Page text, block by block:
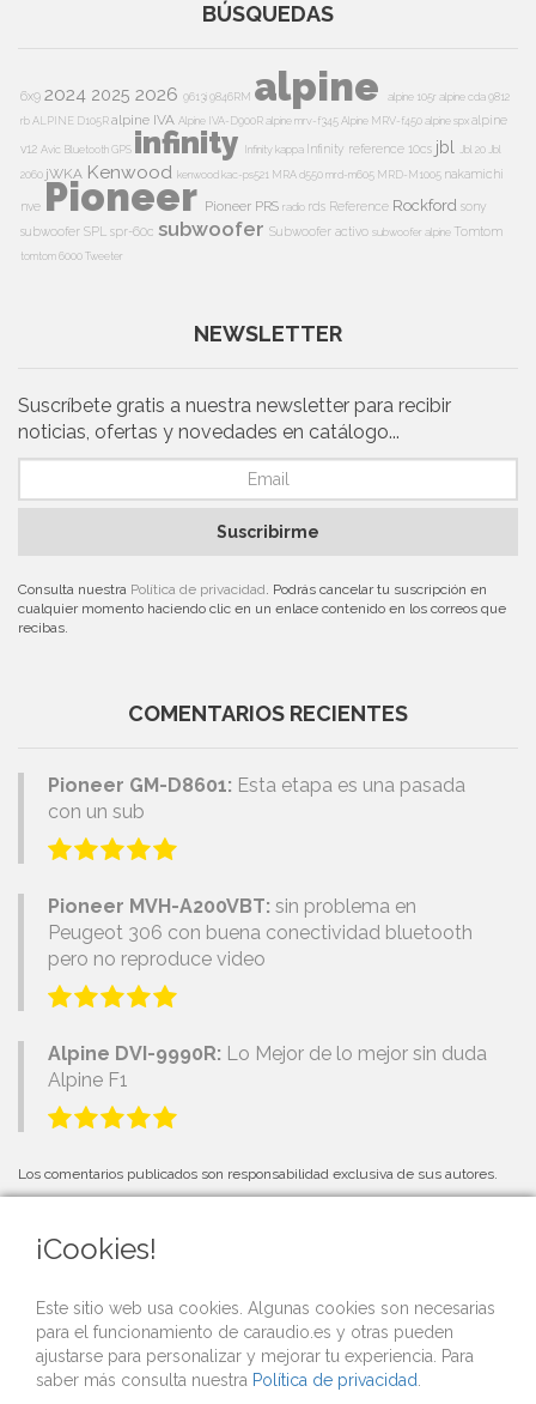
BÚSQUEDAS
6x9 2024 2025 2026 9613i9846RM alpine alpine 105r alpine cda 9812
rbALPINE D105Ralpine IVA Alpine IVA-D900Ralpine mrv-f345Alpine MRV-f450alpine spxalpine
v12 Avic BluetoothGPS infinity Infinity kappa Infinity reference 10cs jbl Jbl 20 Jbl
2060 jWKA Kenwood kenwood kac-ps521 MRA d550mrd-m605 MRD-M1005 nakamichi
nve Pioneer Pioneer PRS radio rds Reference Rockford sony
subwoofer SPL spr-60c subwoofer Subwoofer activo subwoofer alpine Tomtom
tomtom 6000Tweeter
NEWSLETTER
Suscríbete gratis a nuestra newsletter para recibir
noticias, ofertas y novedades en catálogo...
Suscribirme
Consulta nuestra Política de privacidad. Podrás cancelar tu suscripción en
cualquier momento haciendo clic en un enlace contenido en los correos que
recibas.
COMENTARIOS RECIENTES
Pioneer GM-D8601: Esta etapa es una pasada
con un sub
Pioneer MVH-A200VBT: sin problema en
Peugeot 306 con buena conectividad bluetooth
pero no reproduce video
Alpine DVI-9990R: Lo Mejor de lo mejor sin duda
Alpine F1
Los comentarios publicados son responsabilidad exclusiva de sus autores.
Si organizas una competición o evento de car audio y quieres que lo
publicitemos gratis desde nuestra web,contacta con nosotros.
¡Cookies!
Este sitio web usa cookies. Algunas cookies son necesarias
para el funcionamiento de caraudio.es y otras pueden
ajustarse para personalizar y mejorar tu experiencia. Para
saber más consulta nuestra Política de privacidad